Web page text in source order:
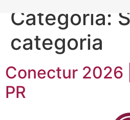
Categoria:
categoria
Conectur 2026
PR